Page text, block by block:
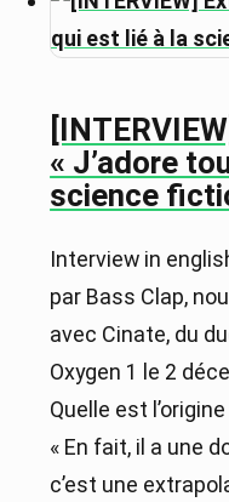
« J’adore
science
Interview in
par Bass Clap,
avec Cinate, du
Oxygen 1 le 2
Quelle est
« En fait, il a une
c’est une